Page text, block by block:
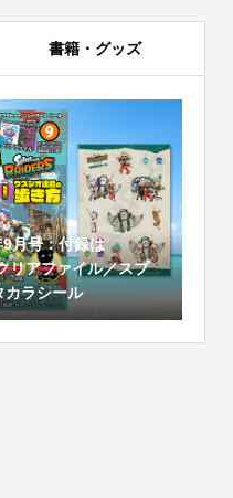
書籍・グッズ
月号：付録は
リアファイル／スプ
カラシール